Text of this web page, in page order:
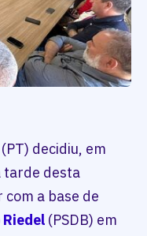
(PT) decidiu, em
tarde desta
a base de
Riedel (PSDB) em